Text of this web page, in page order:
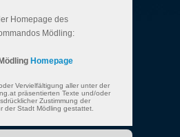
Homepage des
Mödling:
Homepage
Vervielfältigung aller unter der
präsentierten Texte und/oder
Zustimmung der
der Stadt Mödling gestattet.